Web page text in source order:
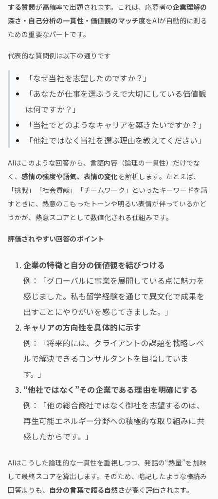
する質問が高確率で出題されます。これは、応募者の企業理解の
深さ・自己分析の一貫性・価値観のマッチ度をAIが自動的に測る
ための重要なパートです。
代表的な質問例は以下の通りです
「なぜ当社を志望したのですか？」
「あなたが仕事を選ぶうえで大切にしている価値観
は何ですか？」
「当社でどのようなキャリアを築きたいですか？」
「他社ではなく当社を選ぶ理由を教えてください」
AIはこのような回答から、言語内容（論理の一貫性）だけでな
く、感情の強度や語気、表情の変化を解析します。たとえば、
「挑戦」「社会貢献」「チームワーク」といったキーワードを話
すときに、熱意のこもったトーンや明るい表情が伴っているかど
うかが、熱意スコアとして数値化される仕組みです。
評価されやすい回答のポイント
企業の特徴と自分の価値観を結びつける
例：「グローバルに事業を展開している点に魅力を
感じました。私も留学経験を通じて異文化で成果を
出すことにやりがいを感じてきました。」
キャリアの方向性を具体的に示す
例：「将来的には、クライアントの課題を戦略レベ
ルで解決できるコンサルタントを目指していま
す。」
“他社ではなく”その企業である理由を明確にする
例：「他の総合商社ではなく御社を志望するのは、
再生可能エネルギー分野への積極的な取り組みに共
感したからです。」
AIはこうした論理的な一貫性を重視しつつ、発話の“熱量”を加味
して最終スコアを算出します。そのため、暗記したような棒読み
回答よりも、 自分の言葉で語る自然さが高く評価されます。